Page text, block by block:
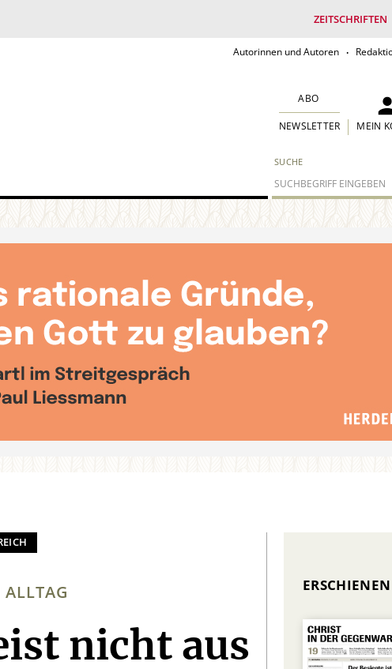
ZEITSCHRIFTEN
Autorinnen und Autoren
SUCHE
ABO
NEWSLETTER MEIN
nicht aus